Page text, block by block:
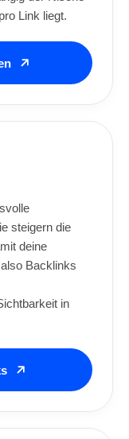
Link liegt.
steigern die
deine
Backlinks
in